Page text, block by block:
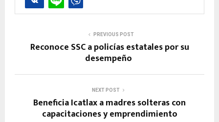
PREVIOUS POST
Reconoce SSC a policías estatales por su
desempeño
NEXT POST
Beneficia Icatlax a madres solteras con
capacitaciones y emprendimiento